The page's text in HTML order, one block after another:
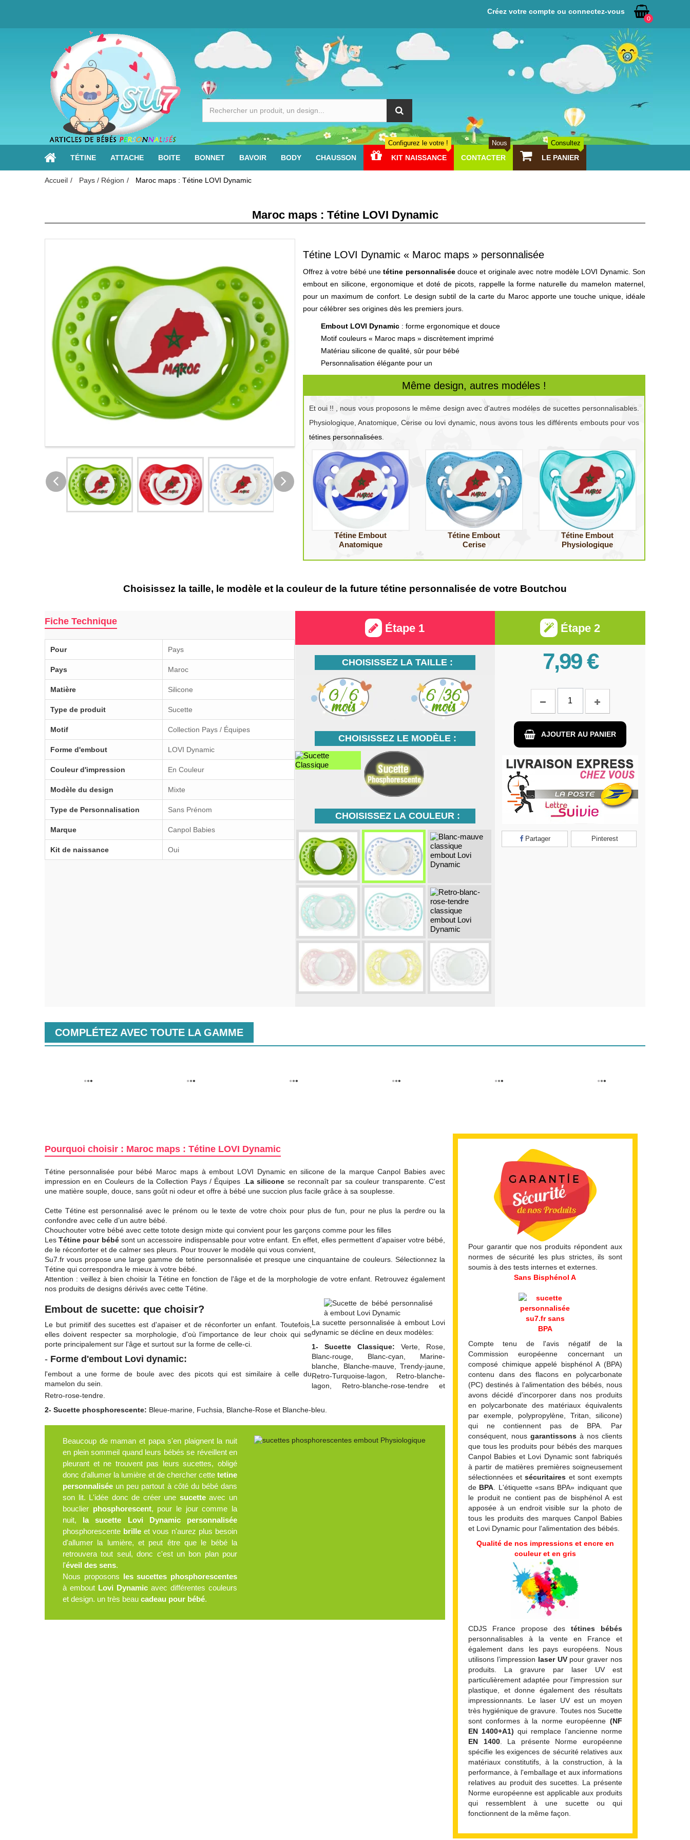
0
Créez votre compte ou connectez-vous
TÉTINE ATTACHE BOITE BONNET BAVOIR BODY CHAUSSON KIT NAISSANCE
Configurez le votre !
CONTACTER
Nous
LE PANIER
Consultez
Accueil Pays / Région Maroc maps : Tétine LOVI Dynamic
Maroc maps : Tétine LOVI Dynamic
Tétine LOVI Dynamic « Maroc maps » personnalisée
Offrez à votre bébé unetétine personnaliséedouce et originale avec notre modèle LOVI Dynamic. Son
embout en silicone, ergonomique et doté de picots, rappelle la forme naturelle du mamelon maternel,
pour un maximum de confort. Le design subtil de la carte du Maroc apporte une touche unique, idéale
pour célébrer ses origines dès les premiers jours.
Embout LOVI Dynamic: forme ergonomique et douce
Motif couleurs « Maroc maps » discrètement imprimé
Matériau silicone de qualité, sûr pour bébé
Personnalisation élégante pour un
Même design, autres modéles !
Et oui !! , nous vous proposons le même design avec d'autres modéles de sucettes personnalisables.
Physiologique, Anatomique, Cerise ou lovi dynamic, nous avons tous les différents embouts pour vos
tétines personnalisées.
Tétine Embout
Anatomique
Tétine Embout
Cerise
Tétine Embout
Physiologique
Choisissez la taille, le modèle et la couleur de la future tétine personnalisée de votre Boutchou
Fiche Technique
Pour Pays
Pays Maroc
Matière Silicone
Type de produit Sucette
Motif Collection Pays / Équipes
Forme d'embout LOVI Dynamic
Couleur d'impression En Couleur
Modèle du design Mixte
Type de Personnalisation Sans Prénom
Marque Canpol Babies
Kit de naissance Oui
Étape 1
CHOISISSEZ LA TAILLE :
CHOISISSEZ LE MODÈLE :
CHOISISSEZ LA COULEUR :
Étape 2
7,99 €
AJOUTER AU PANIER
Partager Pinterest
COMPLÉTEZ AVEC TOUTE LA GAMME
Pourquoi choisir : Maroc maps : Tétine LOVI Dynamic
Tétine personnalisée pour bébé Maroc maps à embout LOVI Dynamic en silicone de la marque Canpol Babies avec
impression en en Couleurs de la Collection Pays / Équipes . La silicone se reconnaît par sa couleur transparente. C'est
une matière souple, douce, sans goût ni odeur et offre à bébé une succion plus facile grâce à sa souplesse.
Cette Tétine est personnalisé avec le prénom ou le texte de votre choix pour plus de fun, pour ne plus la perdre ou la
confondre avec celle d’un autre bébé.
Chouchouter votre bébé avec cette totote design mixte qui convient pour les garçons comme pour les filles
LesTétine pour bébésont un accessoire indispensable pour votre enfant. En effet, elles permettent d'apaiser votre bébé,
de le réconforter et de calmer ses pleurs. Pour trouver le modèle qui vous convient,
Su7.fr vous propose une large gamme de tetine personnalisée et presque une cinquantaine de couleurs. Sélectionnez la
Tétine qui correspondra le mieux à votre bébé.
Attention : veillez à bien choisir la Tétine en fonction de l'âge et de la morphologie de votre enfant. Retrouvez également
nos produits de designs dérivés avec cette Tétine.
Embout de sucette: que choisir?
Le but primitif des sucettes est d'apaiser et de réconforter un enfant. Toutefois,
elles doivent respecter sa morphologie, d'où l'importance de leur choix qui se
porte principalement sur l'âge et surtout sur la forme de celle-ci.
- Forme d'embout Lovi dynamic:
l'embout a une forme de boule avec des picots qui est similaire à celle du
mamelon du sein.
La sucette personnalisée à embout Lovi
dynamic se décline en deux modèles:
1-
Sucette Classique: Verte, Rose,
Blanc-rouge, Blanc-cyan, Marine-
blanche, Blanche-mauve, Trendy-jaune,
Retro-Turquoise-lagon, Retro-blanche-
lagon, Retro-blanche-rose-tendre et
Retro-rose-tendre.
2- Sucette phosphorescente: Bleue-marine, Fuchsia, Blanche-Rose et Blanche-bleu.
Beaucoup de maman et papa s'en plaignent la nuit
en plein sommeil quand leurs bébés se réveillent en
pleurant et ne trouvent pas leurs sucettes, obligé
donc d'allumer la lumière et de chercher cette tetine
personnalisée un peu partout à côté du bébé dans
son lit. L'idée donc de créer une sucetteavec un
bouclier phosphorescent, pour le jour comme la
nuit, la sucette Lovi Dynamic personnalisée
phosphorescente brille et vous n'aurez plus besoin
d'allumer la lumière, et peut être que le bébé la
retrouvera tout seul, donc c'est un bon plan pour
l'éveil des sens.
Nous proposons les sucettes phosphorescentes
à embout Lovi Dynamic avec différentes couleurs
et design. un très beau cadeau pour bébé.
Pour garantir que nos produits répondent aux
normes de sécurité les plus strictes, ils sont
soumis à des tests internes et externes.
Sans Bisphénol A
Compte tenu de l'avis négatif de la
Commission européenne concernant un
composé chimique appelé bisphénol A (BPA)
contenu dans des flacons en polycarbonate
(PC) destinés à l'alimentation des bébés, nous
avons décidé d'incorporer dans nos produits
en polycarbonate des matériaux équivalents
par exemple, polypropylène, Tritan, silicone)
qui ne contiennent pas de BPA. Par
conséquent, nous garantissons à nos clients
que tous les produits pour bébés des marques
Canpol Babies et Lovi Dynamic sont fabriqués
à partir de matières premières soigneusement
sélectionnées etsécuritaires et sont exempts
de BPA . L'étiquette «sans BPA» indiquant que
le produit ne contient pas de bisphénol A est
apposée à un endroit visible sur la photo de
tous les produits des marques Canpol Babies
et Lovi Dynamic pour l'alimentation des bébés.
Qualité de nos impressions et encre en
couleur et en gris
CDJS France propose des tétines bébés
personnalisables à la vente en France et
également dans les pays européens. Nous
utilisons l’impression laser UVpour graver nos
produits. La gravure par laser UV est
particulièrement adaptée pour l'impression sur
plastique, et donne également des résultats
impressionnants. Le laser UV est un moyen
très hygiénique de gravure. Toutes nos Sucette
sont conformes à la norme européenne (NF
EN 1400+A1) qui remplace l’ancienne norme
EN 1400. La présente Norme européenne
spécifie les exigences de sécurité relatives aux
matériaux constitutifs, à la construction, à la
performance, à l'emballage et aux informations
relatives au produit des sucettes. La présente
Norme européenne est applicable aux produits
qui ressemblent à une sucette ou qui
fonctionnent de la même façon.